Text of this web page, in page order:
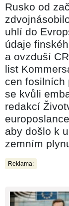
Rusko od
uhlí do
údaje
a ovzduší
list
cen fosilních
se kvůli
redakcí
aby došlo k
zemním
Reklama: